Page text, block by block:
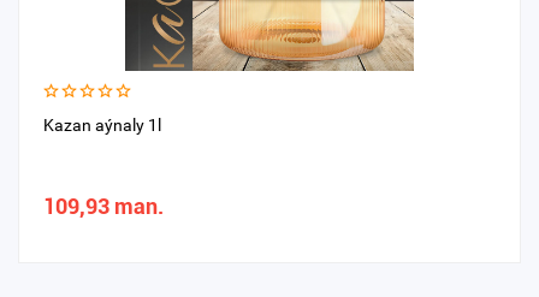
Kazan aýnaly 1l
109,93 man.